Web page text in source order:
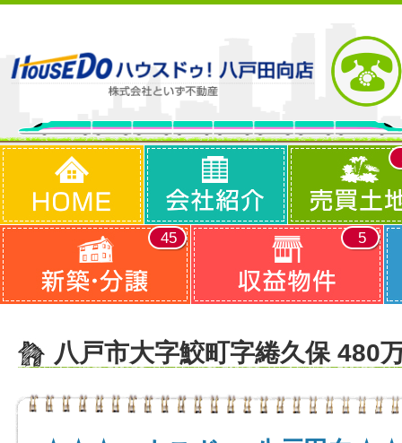
45 5
八戸市大字鮫町字綣久保 480